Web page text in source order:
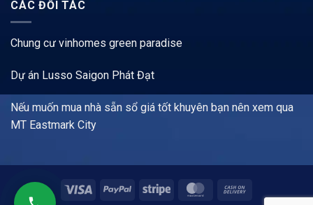
CÁC ĐỐI TÁC
Chung cư vinhomes green paradise
Dự án Lusso Saigon Phát Đạt
Nếu muốn mua nhà sẵn sổ giá tốt khuyên bạn nên xem qua
MT Eastmark City